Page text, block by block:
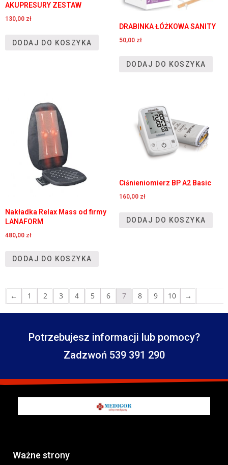
AKUPRESURY ZESTAW
130,00 zł
DODAJ DO KOSZYKA
DRABINKA ŁÓŻKOWA SANITY
50,00 zł
DODAJ DO KOSZYKA
Nakładka Relax Mass od firmy
LANAFORM
480,00 zł
DODAJ DO KOSZYKA
Ciśnieniomierz BP A2 Basic
160,00 zł
DODAJ DO KOSZYKA
← 1 2 3 4 5 6 7 8 9 10 →
Potrzebujesz informacji lub pomocy?
Zadzwoń 539 391 290
Ważne strony